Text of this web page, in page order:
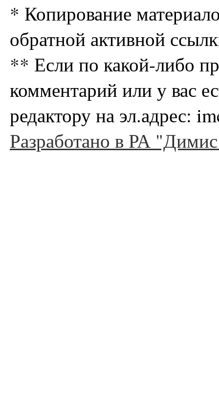
* Копирование
обратной активной
** Если по какой-либо
комментарий или у вас
редактору на эл.адрес:
Разработано в РА